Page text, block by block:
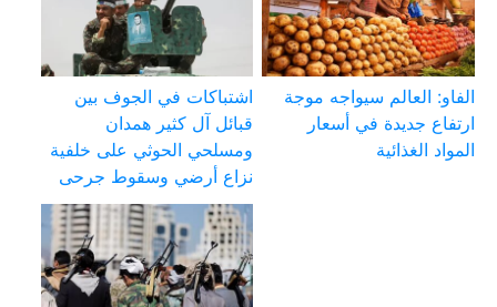
الفاو: العالم سيواجه موجة
ارتفاع جديدة في أسعار
المواد الغذائية
اشتباكات في الجوف بين
قبائل آل كثير همدان
ومسلحي الحوثي على خلفية
نزاع أرضي وسقوط جرحى